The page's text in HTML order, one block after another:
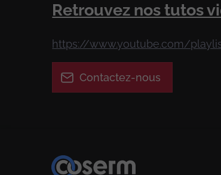
Retrouvez nos tutos
https://www.youtube.com/
Contactez-nous